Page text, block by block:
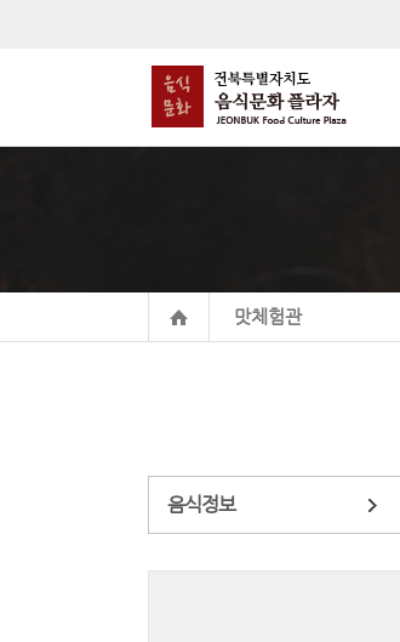
맛체험관
음식정보